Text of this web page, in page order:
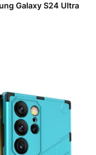
Galaxy S24 Ultra